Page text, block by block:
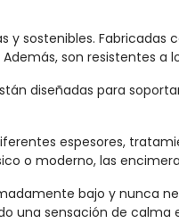
y sostenibles.
son resistentes
diseñadas para
espesores,
o moderno, las
bajo y nunca
una sensación de